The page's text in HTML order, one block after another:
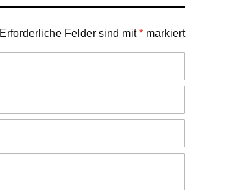
Erforderliche Felder sind mit* markiert